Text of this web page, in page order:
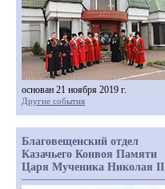
основан 21 ноября 2019 г.
Другие события
Благовещенский отдел
Казачьего Конвоя Памяти
Царя Мученика Николая II